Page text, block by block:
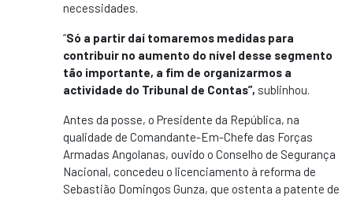
necessidades.
“Só a partir daí tomaremos medidas para
contribuir no aumento do nível desse segmento
tão importante, a fim de organizarmos a
actividade do Tribunal de Contas”, sublinhou.
Antes da posse, o Presidente da República, na
qualidade de Comandante-Em-Chefe das Forças
Armadas Angolanas, ouvido o Conselho de Segurança
Nacional, concedeu o licenciamento à reforma de
Sebastião Domingos Gunza, que ostenta a patente de